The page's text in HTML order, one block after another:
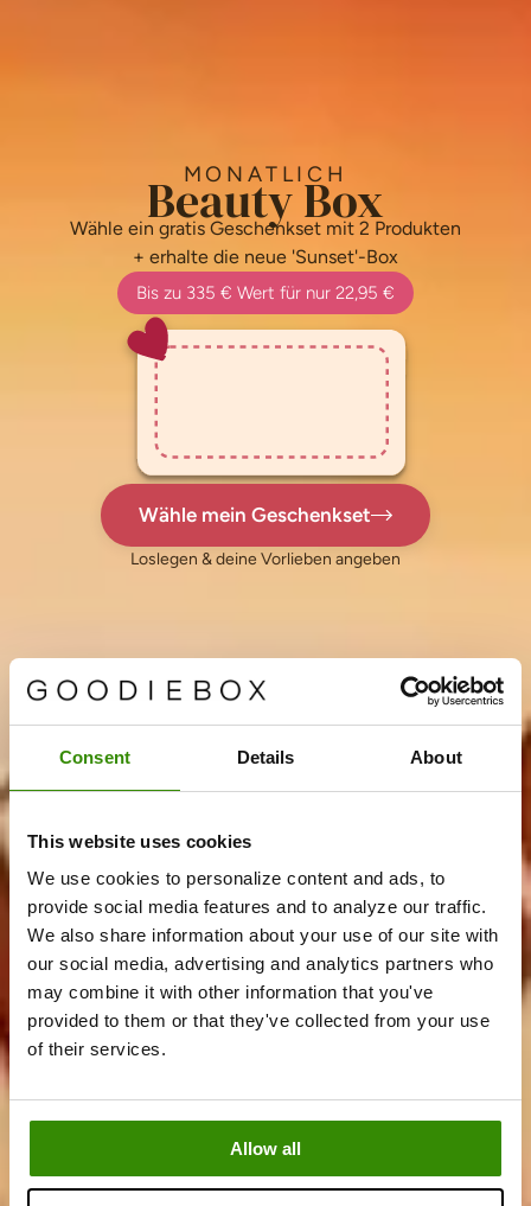
Consent Details About
This website uses cookies
We use cookies to personalize content and ads, to
provide social media features and to analyze our traffic.
We also share information about your use of our site with
our social media, advertising and analytics partners who
may combine it with other information that you've
provided to them or that they've collected from your use
of their services.
Allow all
MONATLICH
Beauty Box
Wähle ein gratis Geschenkset mit 2 Produkten
+ erhalte die neue 'Sunset'-Box
Bis zu 335 € Wert für nur 22,95 €
Wähle mein Geschenkset
Loslegen & deine Vorlieben angeben